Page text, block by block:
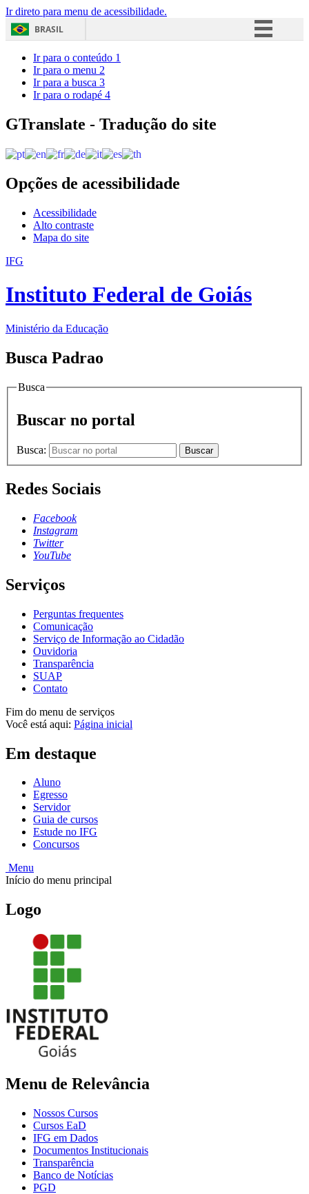
Ir direto para menu de acessibilidade.
BRASIL
Acesso à informação
Ir para o conteúdo 1
Ir para o menu 2
Ir para a busca 3
Ir para o rodapé 4
GTranslate - Tradução do site
Opções de acessibilidade
Acessibilidade
Alto contraste
Mapa do site
IFG
Instituto Federal de Goiás
Ministério da Educação
Busca Padrao
Busca
Buscar no portal
Busca: Buscar
Redes Sociais
Facebook
Instagram
Twitter
YouTube
Serviços
Perguntas frequentes
Comunicação
Serviço de Informação ao Cidadão
Ouvidoria
Transparência
SUAP
Contato
Fim do menu de serviços
Você está aqui: Página inicial
Em destaque
Aluno
Egresso
Servidor
Guia de cursos
Estude no IFG
Concursos
Menu
Início do menu principal
Logo
Menu de Relevância
Nossos Cursos
Cursos EaD
IFG em Dados
Documentos Institucionais
Transparência
Banco de Notícias
PGD